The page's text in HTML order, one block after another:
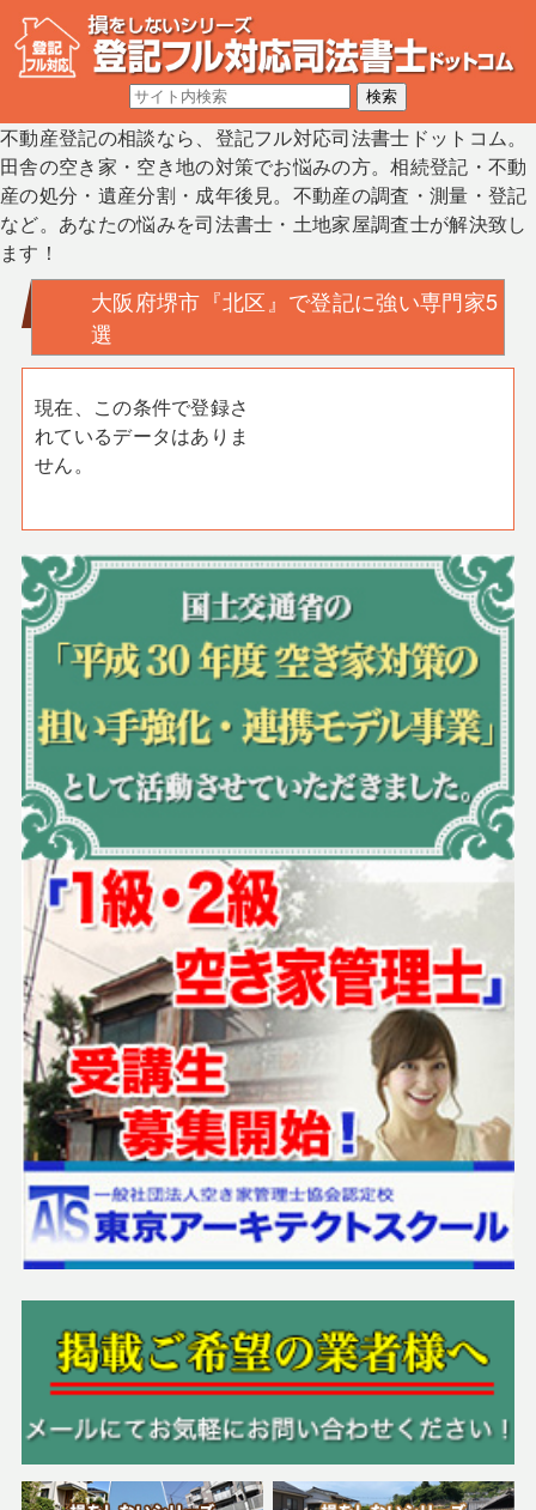
不動産登記の相談なら、登記フル対応司法書士ドットコム。
田舎の空き家・空き地の対策でお悩みの方。相続登記・不動
産の処分・遺産分割・成年後見。不動産の調査・測量・登記
など。あなたの悩みを司法書士・土地家屋調査士が解決致し
ます！
大阪府堺市『北区』で登記に強い専門家5
選
現在、この条件で登録さ
れているデータはありま
せん。